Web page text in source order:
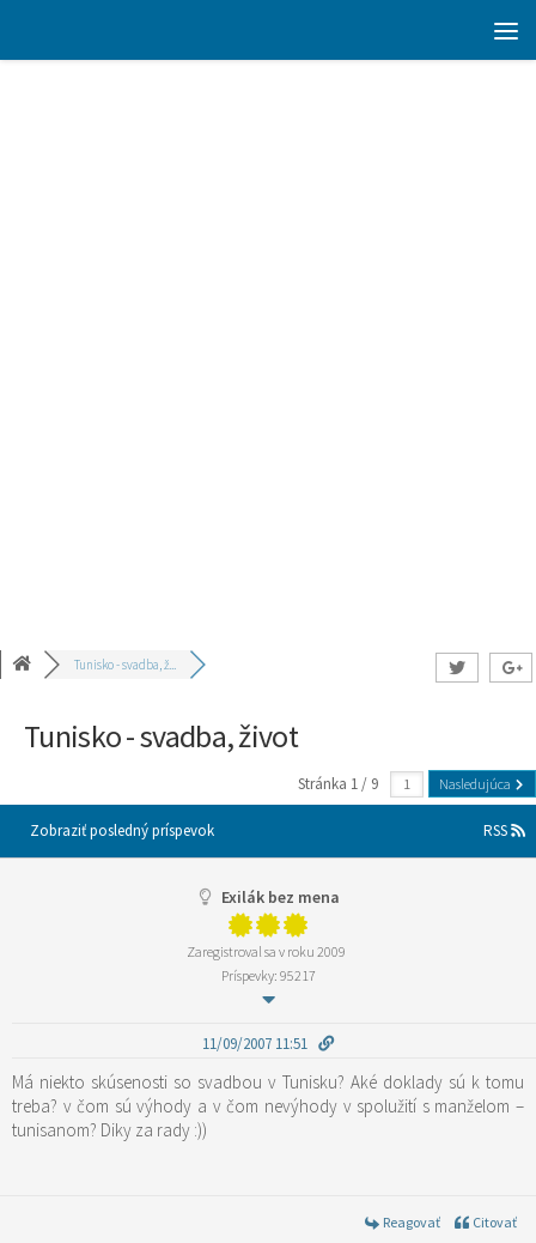
Tunisko - svadba, ž...
Tunisko - svadba, život
Stránka 1 / 9 Nasledujúca
Zobraziť posledný príspevok RSS
Exilák bez mena
Zaregistroval sa v roku 2009
Príspevky: 95217
11/09/2007 11:51
Má niekto skúsenosti so svadbou v Tunisku? Aké doklady sú k tomu
treba? v čom sú výhody a v čom nevýhody v spolužití s manželom –
tunisanom? Diky za rady :))
Reagovať Citovať